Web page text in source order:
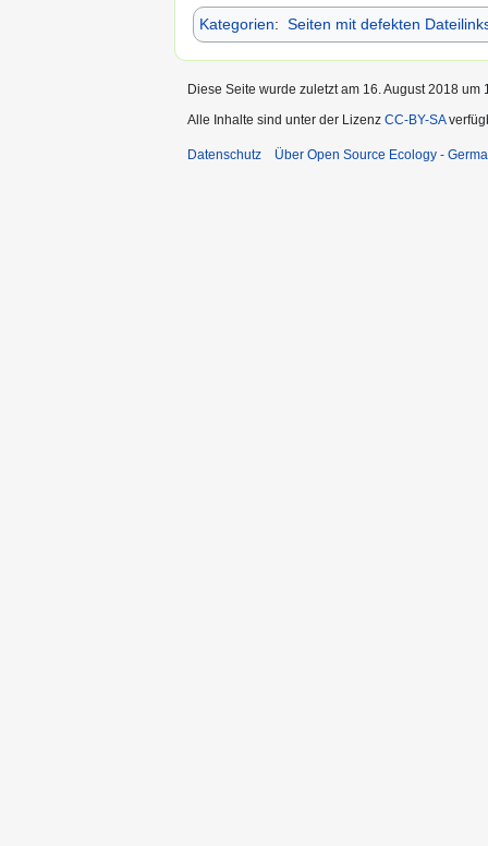
Kategorien: Seiten mit defekten
Diese Seite wurde zuletzt am 16. August 2018 um
Alle Inhalte sind unter der Lizenz CC-BY-SA
Datenschutz Über Open Source Ecology -